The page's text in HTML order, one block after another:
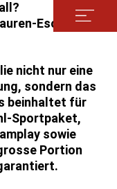
Eschen
nicht nur eine
sondern das
beinhaltet für
Sportpaket,
sowie
Portion